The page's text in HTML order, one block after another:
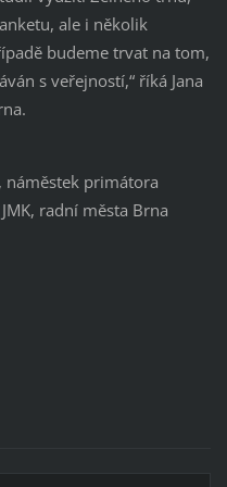
ale i několik
budeme trvat na tom,
s veřejností,“ říká Jana
náměstek primátora
radní města Brna